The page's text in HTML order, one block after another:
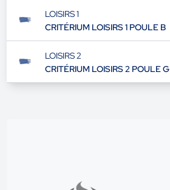
LOISIRS 1
CRITÉRIUM LOISIRS 1 POULE B
LOISIRS 2
CRITÉRIUM LOISIRS 2 POULE G